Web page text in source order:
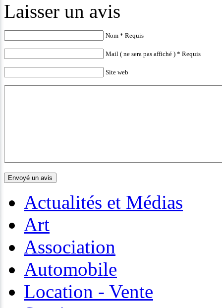
Laisser un avis
Nom * Requis
Mail ( ne sera pas affiché ) * Requis
Site web
Actualités et Médias
Art
Association
Automobile
Location - Vente